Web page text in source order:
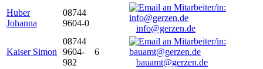
Huber
Johanna
08744
9604-0
info@gerzen.de
Kaiser Simon
08744
9604-
982
6
bauamt@gerzen.de